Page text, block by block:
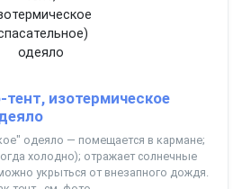
изотермическое
одеяло — помещается в кармане;
холодно); отражает солнечные
укрыться от внезапного дождя.